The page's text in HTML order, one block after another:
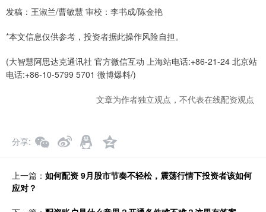
发稿：王淑兰/曹敏慧 审校：李书成/陈金艳
*本文信息仅供参考，投资者据此操作风险自担。
(大智慧阿思达克通讯社 官方微信互动 上海站电话:+86-21-24 北京站
电话:+86-10-5799 5701 微博爆料/)
文章为作者独立观点，不代表在线配资观点
分享
上一篇： 如何配资 9月股市节奏不轻松，震荡行情下投资者该如何
应对？